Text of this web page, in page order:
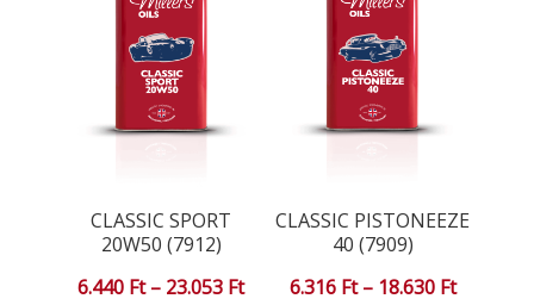
CLASSIC SPORT
20W50 (7912)
6.440 Ft – 23.053 FtÁrtartomány:
CLASSIC PISTONEEZE
40 (7909)
6.316 Ft – 18.630 Ft